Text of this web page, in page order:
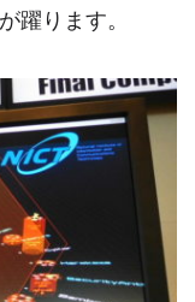
躍ります。